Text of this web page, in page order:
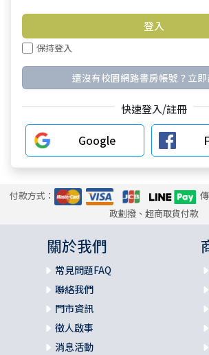
保持登入
還沒有校園網路書房帳號？立即
快速登入/註冊
Google
付款方式：
政劃撥、超商取貨付款
關於我們
常見問題FAQ
聯絡我們
門市資訊
徵人啟事
消息活動